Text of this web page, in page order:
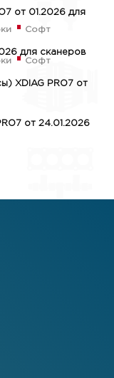
от 01.2026 для
Софт
для сканеров
Софт
XDIAG PRO7 от
от 24.01.2026